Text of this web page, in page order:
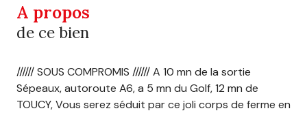
A propos
de ce bien
////// SOUS COMPROMIS ////// A 10 mn de la sortie
Sépeaux, autoroute A6, a 5 mn du Golf, 12 mn de
TOUCY, Vous serez séduit par ce joli corps de ferme en